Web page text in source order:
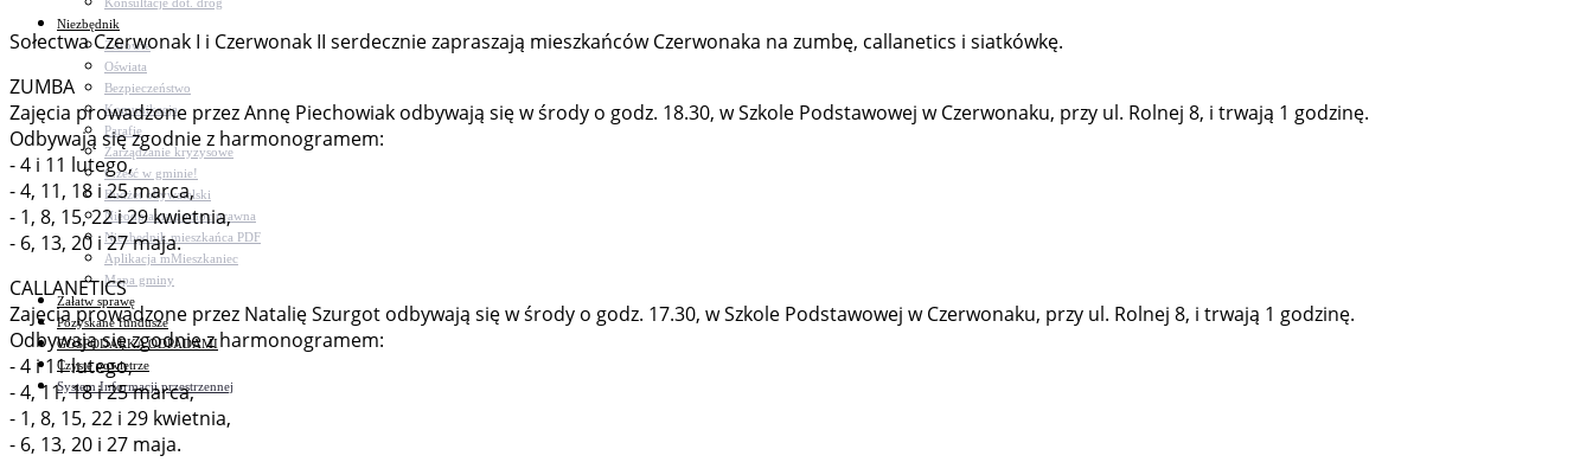
Niezbędnik
Zdrowie
Oświata
Bezpieczeństwo
Komunikacja
Parafie
Zarządzanie kryzysowe
C.ześć w gminie!
Budżet obywatelski
Nieodpłatna pomoc prawna
Niezbędnik mieszkańca PDF
Aplikacja mMieszkaniec
Mapa gminy
Załatw sprawę
Pozyskane fundusze
GOSPODARKA ODPADAMI
Czyste powietrze
System Informacji przestrzennej
Sołectwa Czerwonak I i Czerwonak II serdecznie zapraszają mieszkańców Czerwonaka na zumbę, callanetics i siatkówkę.
ZUMBA
Zajęcia prowadzone przez Annę Piechowiak odbywają się w środy o godz. 18.30, w Szkole Podstawowej w Czerwonaku, przy ul. Rolnej 8, i trwają 1 godzinę.
Odbywają się zgodnie z harmonogramem:
- 4 i 11 lutego,
- 4, 11, 18 i 25 marca,
- 1, 8, 15, 22 i 29 kwietnia,
- 6, 13, 20 i 27 maja.
CALLANETICS
Zajęcia prowadzone przez Natalię Szurgot odbywają się w środy o godz. 17.30, w Szkole Podstawowej w Czerwonaku, przy ul. Rolnej 8, i trwają 1 godzinę.
Odbywają się zgodnie z harmonogramem:
- 4 i 11 lutego,
- 4, 11, 18 i 25 marca,
- 1, 8, 15, 22 i 29 kwietnia,
- 6, 13, 20 i 27 maja.